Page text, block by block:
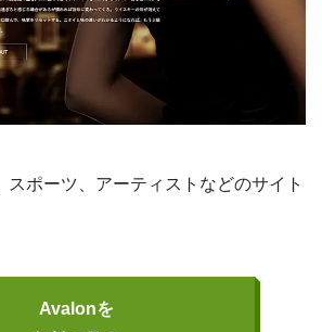
スポーツ、アーティストなどのサイト
Avalonを